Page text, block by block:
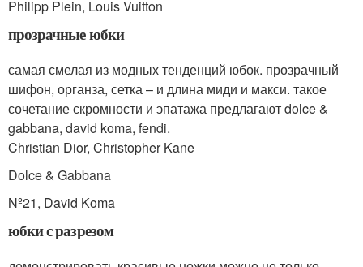
Philipp Plein, Louis Vuitton
прозрачные юбки
самая смелая из модных тенденций юбок. прозрачный
шифон, органза, сетка – и длина миди и макси. такое
сочетание скромности и эпатажа предлагают dolce &
gabbana, david koma, fendi.
Christian Dior, Christopher Kane
Dolce & Gabbana
Nº21, David Koma
юбки с разрезом